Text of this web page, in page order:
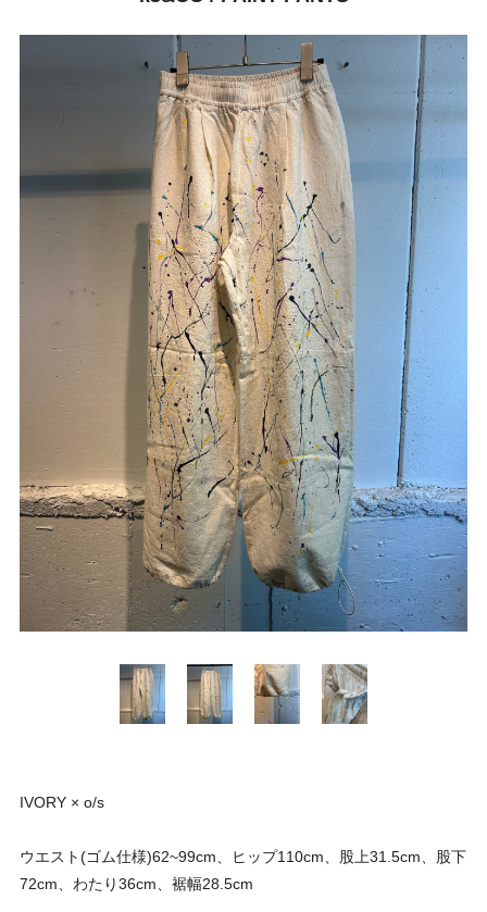
IVORY × o/s
ウエスト(ゴム仕様)62~99cm、ヒップ110cm、股上31.5cm、股下
72cm、わたり36cm、裾幅28.5cm